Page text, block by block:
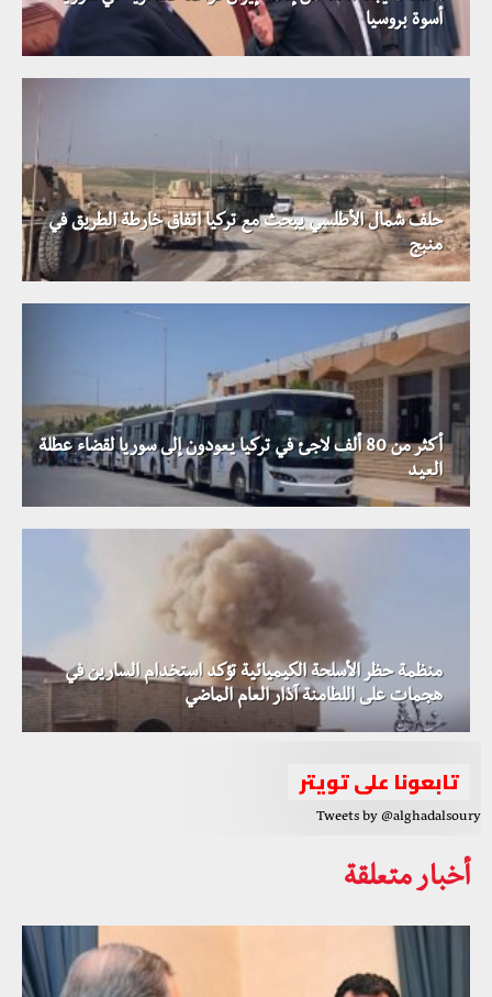
أسوة بروسيا
حلف شمال الأطلسي يبحث مع تركيا اتفاق خارطة الطريق في
منبج
أكثر من 80 ألف لاجئ في تركيا يعودون إلى سوريا لقضاء عطلة
العيد
منظمة حظر الأسلحة الكيميائية تؤكد استخدام السارين في
هجمات على اللطامنة آذار العام الماضي
تابعونا على تويتر
Tweets by @alghadalsoury
أخبار متعلقة